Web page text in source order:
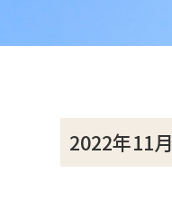
2022年11月